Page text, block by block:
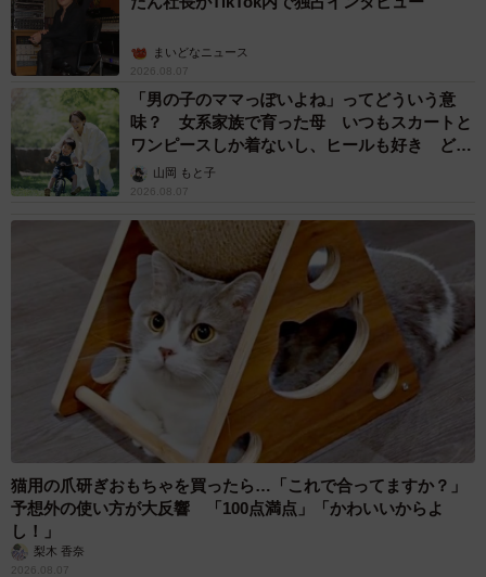
まいどなニュース
2026.08.07
「男の子のママっぽいよね」ってどういう意
味？ 女系家族で育った母 いつもスカートと
ワンピースしか着ないし、ヒールも好き どの
へんが…
山岡 もと子
2026.08.07
猫用の爪研ぎおもちゃを買ったら…「これで合ってますか？」
予想外の使い方が大反響 「100点満点」「かわいいからよ
し！」
梨木 香奈
2026.08.07